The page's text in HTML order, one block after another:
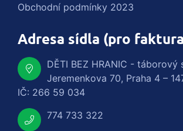
Obchodní podmínky 2023
Adresa sídla (pro
DĚTI BEZ HRANIC - táborový
Jeremenkova 70, Praha 4 –
IČ: 266 59 034
774 733 322